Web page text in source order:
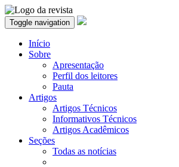
Toggle navigation
Início
Sobre
Apresentação
Perfil dos leitores
Pauta
Artigos
Artigos Técnicos
Informativos Técnicos
Artigos Acadêmicos
Seções
Todas as notícias